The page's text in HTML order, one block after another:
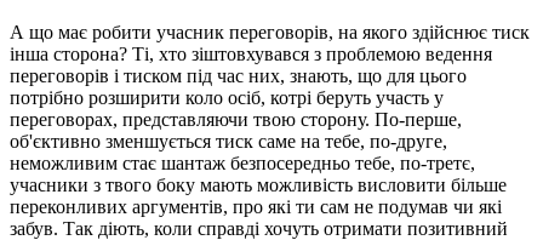
А що має робити учасник переговорів, на якого здійснює тиск
інша сторона? Ті, хто зіштовхувався з проблемою ведення
переговорів і тиском під час них, знають, що для цього
потрібно розширити коло осіб, котрі беруть участь у
переговорах, представляючи твою сторону. По-перше,
об'єктивно зменшується тиск саме на тебе, по-друге,
неможливим стає шантаж безпосередньо тебе, по-третє,
учасники з твого боку мають можливість висловити більше
переконливих аргументів, про які ти сам не подумав чи які
забув. Так діють, коли справді хочуть отримати позитивний